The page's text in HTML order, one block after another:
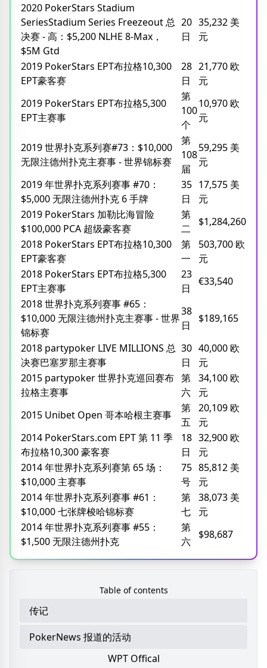
2020 PokerStars Stadium
SeriesStadium Series Freezeout 总
决赛 - 高：$5,200 NLHE 8-Max，
$5M Gtd
20
日
35,232 美
元
2019 PokerStars EPT布拉格10,300
EPT豪客赛
28
日
21,770 欧
元
2019 PokerStars EPT布拉格5,300
EPT主赛事
第
100
个
10,970 欧
元
2019 世界扑克系列赛#73：$10,000
无限注德州扑克主赛事 - 世界锦标赛
第
108
届
59,295 美
元
2019 年世界扑克系列赛事 #70：
$5,000 无限注德州扑克 6 手牌
35
日
17,575 美
元
2019 PokerStars 加勒比海冒险
$100,000 PCA 超级豪客赛
第
二
$1,284,260
2018 PokerStars EPT布拉格10,300
EPT豪客赛
第
一
503,700 欧
元
2018 PokerStars EPT布拉格5,300
EPT主赛事
23
日
€33,540
2018 世界扑克系列赛事 #65：
$10,000 无限注德州扑克主赛事 - 世界
锦标赛
38
日
$189,165
2018 partypoker LIVE MILLIONS 总
决赛巴塞罗那主赛事
30
日
40,000 欧
元
2015 partypoker 世界扑克巡回赛布
拉格主赛事
第
六
34,100 欧
元
2015 Unibet Open 哥本哈根主赛事
第
五
20,109 欧
元
2014 PokerStars.com EPT 第 11 季
布拉格10,300 豪客赛
18
日
32,900 欧
元
2014 年世界扑克系列赛第 65 场：
$10,000 主赛事
75
号
85,812 美
元
2014 年世界扑克系列赛事 #61：
$10,000 七张牌梭哈锦标赛
第
七
38,073 美
元
2014 年世界扑克系列赛事 #55：
$1,500 无限注德州扑克
第
六
$98,687
Table of contents
传记
PokerNews 报道的活动
WPT Offical